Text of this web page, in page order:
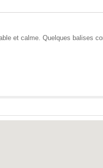
et calme. Quelques balises